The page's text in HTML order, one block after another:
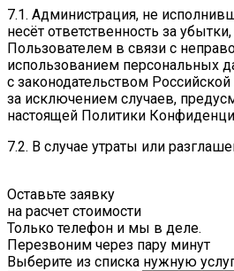
7.1. Администрация, не
несёт ответственность за
Пользователем в связи с
использованием персональных
с законодательством
за исключением случаев,
настоящей Политики
7.2. В случае утраты или
Оставьте заявку
на расчет стоимости
Только телефон и мы в деле.
Перезвоним через пару минут
Выберите из списка нужную